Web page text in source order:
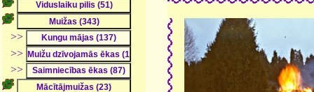
>>
>>
>>